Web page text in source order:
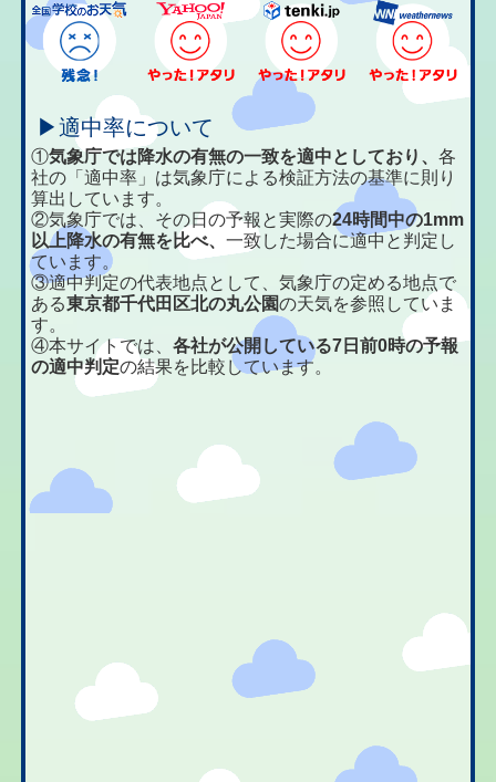
▶適中率について
①気象庁では降水の有無の一致を適中としており、各
社の「適中率」は気象庁による検証方法の基準に則り
算出しています。
②気象庁では、その日の予報と実際の24時間中の1mm
以上降水の有無を比べ、一致した場合に適中と判定し
ています。
③適中判定の代表地点として、気象庁の定める地点で
ある東京都千代田区北の丸公園の天気を参照していま
す。
④本サイトでは、各社が公開している7日前0時の予報
の適中判定の結果を比較しています。